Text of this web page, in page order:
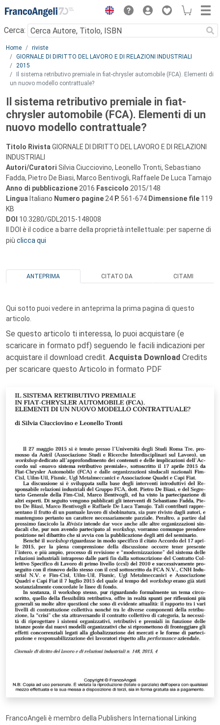
Menu
Cerca:
Main content
Home
riviste
GIORNALE DI DIRITTO DEL LAVORO E DI RELAZIONI INDUSTRIALI
2015
Il sistema retributivo premiale in fiat-chrysler automobile (FCA). Elementi di
un nuovo modello contrattuale?
Il sistema retributivo premiale in fiat-
chrysler automobile (FCA). Elementi di un
nuovo modello contrattuale?
Titolo Rivista GIORNALE DI DIRITTO DEL LAVORO E DI RELAZIONI
INDUSTRIALI
Autori/Curatori Silvia Ciucciovino, Leonello Tronti, Sebastiano
Fadda, Pietro De Biasi, Marco Bentivogli, Raffaele De Luca Tamajo
Anno di pubblicazione 2016 Fascicolo 2015/148
Lingua Italiano Numero pagine 24 P. 561-674 Dimensione file 119
KB
DOI 10.3280/GDL2015-148008
Il DOI è il codice a barre della proprietà intellettuale: per saperne di
più clicca qui
ANTEPRIMA CITATO DA CITAMI
Qui sotto puoi vedere in anteprima la prima pagina di questo
articolo.
Se questo articolo ti interessa, lo puoi acquistare (e
scaricare in formato pdf) seguendo le facili indicazioni per
acquistare il download credit. Acquista Download Credits
per scaricare questo Articolo in formato PDF
FrancoAngeli è membro della Publishers International Linking